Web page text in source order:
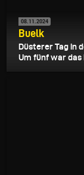
08.11.2024
Buelk
Düsterer Tag in
Um fünf war das